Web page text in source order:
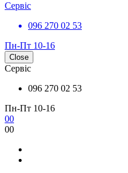
Сервіс
096 270 02 53
Пн-Пт 10-16
Close
Сервіс
096 270 02 53
Пн-Пт 10-16
00
00